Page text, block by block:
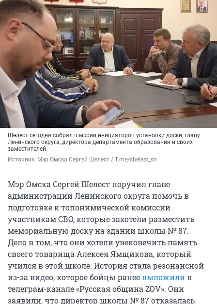
Шелест сегодня собрал в мэрии инициаторов установки доски, главу
Ленинского округа, директора департамента образования и своих
заместителей
Источник: Мэр Омска Сергей Шелест / T.me/shelest_sn
Мэр Омска Сергей Шелест поручил главе
администрации Ленинского округа помочь в
подготовке к топонимической комиссии
участникам СВО, которые захотели разместить
мемориальную доску на здании школы № 87.
Дело в том, что они хотели увековечить память
своего товарища Алексея Ямщикова, который
учился в этой школе. История стала резонансной
из-за видео, которое бойцы ранеевыложилив
телеграм-канале «Русская община ZOV». Они
заявили, что директор школы № 87 отказалась